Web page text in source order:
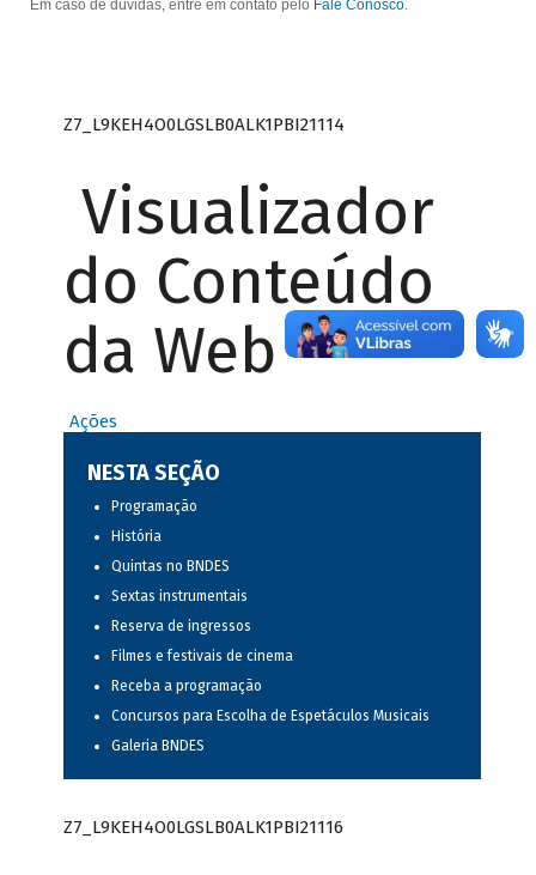
Em caso de dúvidas, entre em contato pelo Fale Conosco.
Z7_L9KEH4O0LGSLB0ALK1PBI21114
Visualizador
do Conteúdo
da Web
Ações
NESTA SEÇÃO
Programação
História
Quintas no BNDES
Sextas instrumentais
Reserva de ingressos
Filmes e festivais de cinema
Receba a programação
Concursos para Escolha de Espetáculos Musicais
Galeria BNDES
Z7_L9KEH4O0LGSLB0ALK1PBI21116